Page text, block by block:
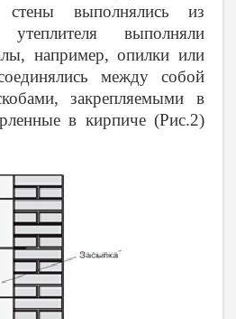
выполнялись из
выполняли
например, опилки или
между собой
закрепляемыми в
в кирпиче (Рис.2)